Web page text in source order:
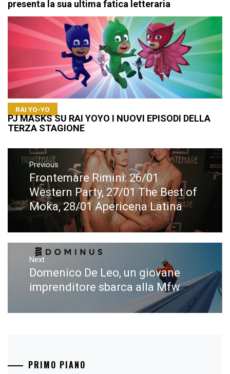
presenta la sua ultima fatica letteraria
RAI YO-YO
PJ MASKS SU RAI YOYO I NUOVI EPISODI DELLA
TERZA STAGIONE
Navigazione
articoli
Previous
Previous
post:
Frontemare Rimini: 26/01
Western Party, 27/01 The Best of
Moka, 28/01 Apericena Latina
Next
Next
post:
Domenico De Leo, un giovane
imprenditore sbarca alla Mfw
PRIMO PIANO